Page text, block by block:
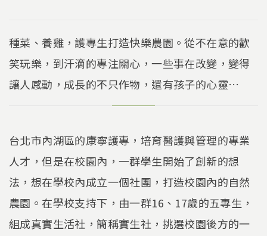
種菜、養雞，護專生打造快樂農園。從不在意的歡
笑玩樂，到汗滴的專注關心，一些事在改變，變得
讓人感動，成長的不只作物，還有孩子的心靈…
台北市內湖區的康寧護專，培育醫護與管理的專業
人才，但是在校園內，一群學生開始了創新的想
法，想在學校內成立一個社團，打造校園內的自然
農園。在學校支持下，由一群16、17歲的五專生，
組成真實生活社，簡稱實生社，挑選校園後方的一